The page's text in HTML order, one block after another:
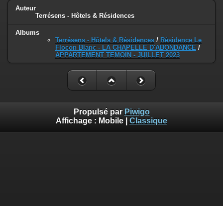
Auteur
Terrésens - Hôtels & Résidences
Albums
Terrésens - Hôtels & Résidences / Résidence Le
Flocon Blanc - LA CHAPELLE D'ABONDANCE /
APPARTEMENT TEMOIN - JUILLET 2023
Propulsé par Piwigo
Affichage : Mobile Classique